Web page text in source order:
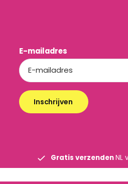
E-mailadres
Inschrijven
Gratis verzendenNL